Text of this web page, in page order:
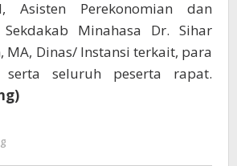
Asisten Perekonomian dan
Sekdakab Minahasa Dr. Sihar
MA, Dinas/ Instansi terkait, para
seluruh peserta rapat.